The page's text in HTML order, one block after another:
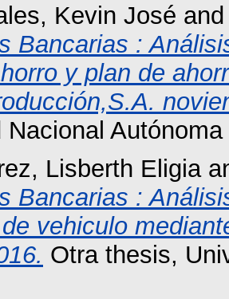
Kevin José
Bancarias :
y plan de
Nacional
Lisberth Eligia
Bancarias :
vehiculo
Otra thesis,